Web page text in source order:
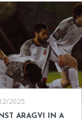
2025
ARAGVI IN A